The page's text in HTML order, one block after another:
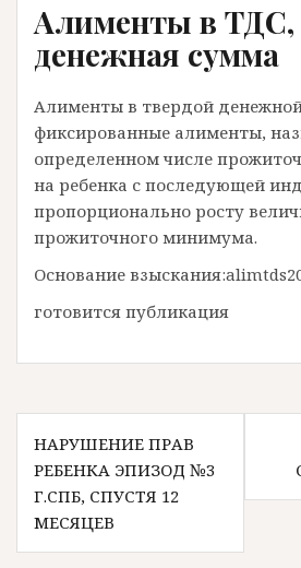
Алименты в ТДС,
денежная сумма
Алименты в твердой
фиксированные алименты,
определенном числе
на ребенка с последующей
пропорционально росту
прожиточного минимума.
Основание
готовится публикация
Навигация
по
записям
НАРУШЕНИЕ ПРАВ
РЕБЕНКА ЭПИЗОД №3
Г.СПБ, СПУСТЯ 12
МЕСЯЦЕВ